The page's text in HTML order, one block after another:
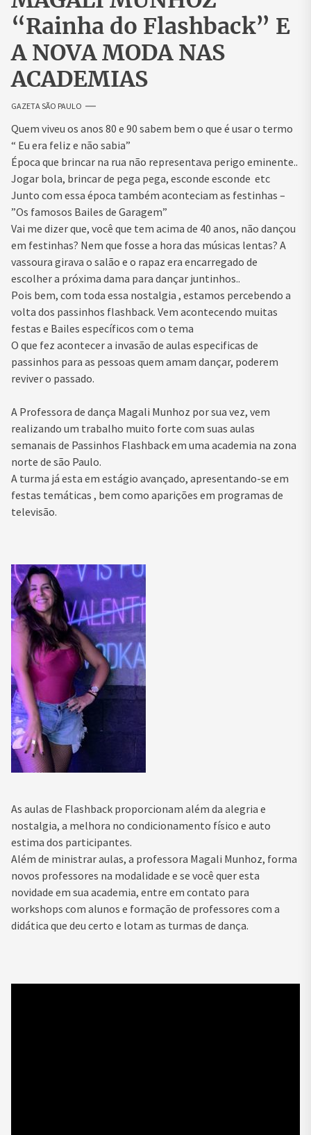
“Rainha do Flashback” E
A NOVA MODA NAS
ACADEMIAS
GAZETA SÃO PAULO
Quem viveu os anos 80 e 90 sabem bem o que é usar o termo
“ Eu era feliz e não sabia”
Época que brincar na rua não representava perigo eminente..
Jogar bola, brincar de pega pega, esconde esconde etc
Junto com essa época também aconteciam as festinhas –
”Os famosos Bailes de Garagem”
Vai me dizer que, você que tem acima de 40 anos, não dançou
em festinhas? Nem que fosse a hora das músicas lentas? A
vassoura girava o salão e o rapaz era encarregado de
escolher a próxima dama para dançar juntinhos..
Pois bem, com toda essa nostalgia , estamos percebendo a
volta dos passinhos flashback. Vem acontecendo muitas
festas e Bailes específicos com o tema
O que fez acontecer a invasão de aulas especificas de
passinhos para as pessoas quem amam dançar, poderem
reviver o passado.
A Professora de dança Magali Munhoz por sua vez, vem
realizando um trabalho muito forte com suas aulas
semanais de Passinhos Flashback em uma academia na zona
norte de são Paulo.
A turma já esta em estágio avançado, apresentando-se em
festas temáticas , bem como aparições em programas de
televisão.
As aulas de Flashback proporcionam além da alegria e
nostalgia, a melhora no condicionamento físico e auto
estima dos participantes.
Além de ministrar aulas, a professora Magali Munhoz, forma
novos professores na modalidade e se você quer esta
novidade em sua academia, entre em contato para
workshops com alunos e formação de professores com a
didática que deu certo e lotam as turmas de dança.